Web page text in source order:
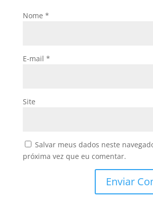
Nome *
E-mail *
Site
Salvar meus dados neste
próxima vez que eu comentar.